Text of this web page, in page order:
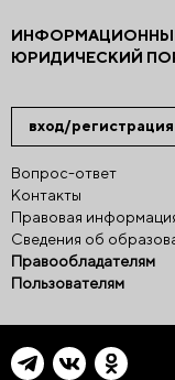
вход/регистрация
Вопрос-ответ
Контакты
Правовая
Сведения об
Правообладателям
Пользователям
ЮРИДИЧЕСКИЙ